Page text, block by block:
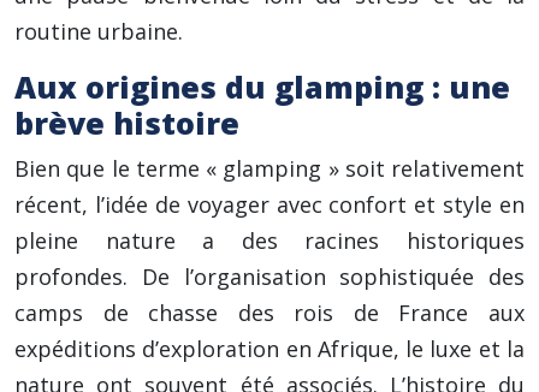
routine urbaine.
Aux origines du glamping : une
brève histoire
Bien que le terme « glamping » soit relativement
récent, l’idée de voyager avec confort et style en
pleine nature a des racines historiques
profondes. De l’organisation sophistiquée des
camps de chasse des rois de France aux
expéditions d’exploration en Afrique, le luxe et la
nature ont souvent été associés. L’histoire du